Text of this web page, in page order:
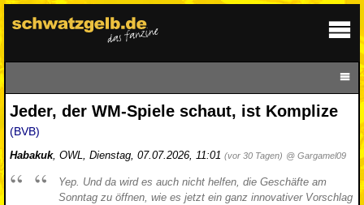
Jeder, der WM-Spiele schaut, ist Komplize
(BVB)
Habakuk, OWL, Dienstag, 07.07.2026, 11:01 (vor 30 Tagen) @ Gargamel09
Yep. Und da wird es auch nicht helfen, die Geschäfte am
Sonntag zu öffnen, wie es jetzt ein ganz innovativer Vorschlag